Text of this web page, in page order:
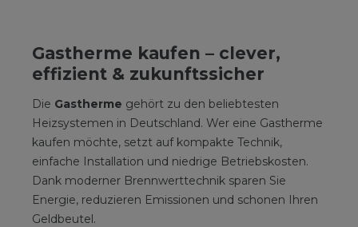
Gastherme kaufen – clever,
effizient & zukunftssicher
Die Gastherme gehört zu den beliebtesten
Heizsystemen in Deutschland. Wer eine Gastherme
kaufen möchte, setzt auf kompakte Technik,
einfache Installation und niedrige Betriebskosten.
Dank moderner Brennwerttechnik sparen Sie
Energie, reduzieren Emissionen und schonen Ihren
Geldbeutel.